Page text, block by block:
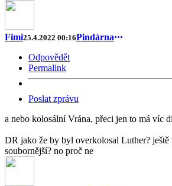
Fimi25.4.2022 00:16Pindárna
Odpovědět
Permalink
Poslat zprávu
a nebo kolosální Vrána, přeci jen to má víc
DR jako že by byl overkolosal Luther? ještě
soubornější? no proč ne